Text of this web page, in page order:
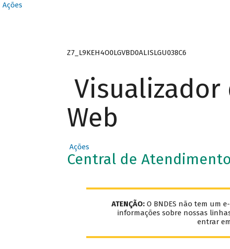
Ações
Z7_L9KEH4O0LGVBD0ALISLGU038C6
Visualizador
Web
Ações
Central de
ATENÇÃO:O BNDES não tem um
informações sobre nossas
entrar